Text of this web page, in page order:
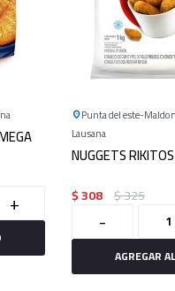
+
Punta del este
Lausana
NUGGETS
$308 $325
-